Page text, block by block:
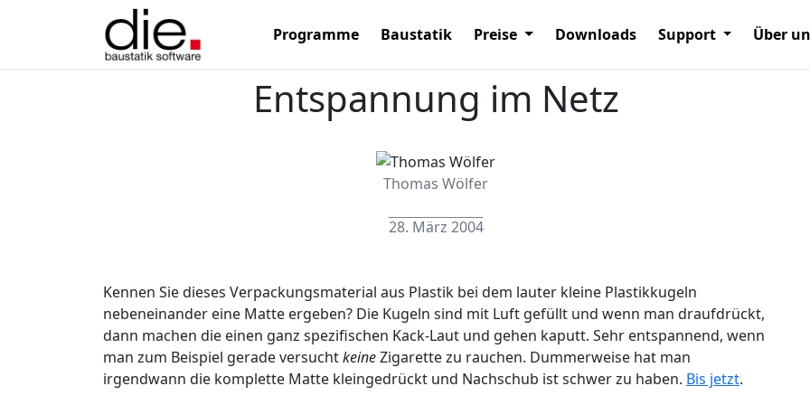
Programme Baustatik Preise Downloads Support Über
Entspannung im Netz
Thomas Wölfer
28. März 2004
Kennen Sie dieses Verpackungsmaterial aus Plastik bei dem lauter kleine Plastikkugeln
nebeneinander eine Matte ergeben? Die Kugeln sind mit Luft gefüllt und wenn man draufdrückt,
dann machen die einen ganz spezifischen Kack-Laut und gehen kaputt. Sehr entspannend, wenn
man zum Beispiel gerade versuchtkeineZigarette zu rauchen. Dummerweise hat man
irgendwann die komplette Matte kleingedrückt und Nachschub ist schwer zu haben. Bis jetzt.